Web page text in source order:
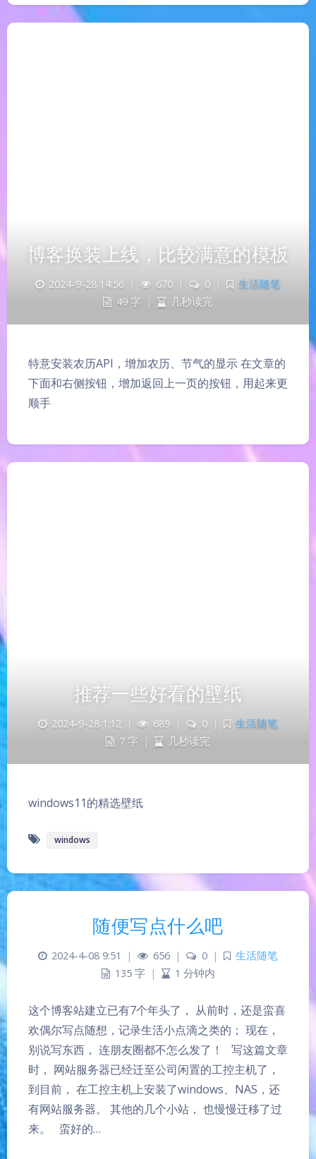
博客换装上线，比较满意的模板
2024-9-28 14:56 | 670 | 0 |
生活随笔
49 字
| 几秒读完
特意安装农历API，增加农历、节气的显示 在文章的
下面和右侧按钮，增加返回上一页的按钮，用起来更
顺手
推荐一些好看的壁纸
2024-9-28 1:12 | 689 | 0 |
生活随笔
7 字
| 几秒读完
windows11的精选壁纸
windows
随便写点什么吧
2024-4-08 9:51 | 656 | 0 |
生活随笔
135 字
| 1 分钟内
这个博客站建立已有7个年头了， 从前时，还是蛮喜
欢偶尔写点随想，记录生活小点滴之类的； 现在，
别说写东西， 连朋友圈都不怎么发了！ 写这篇文章
时， 网站服务器已经迁至公司闲置的工控主机了，
到目前， 在工控主机上安装了windows、NAS，还
有网站服务器。 其他的几个小站， 也慢慢迁移了过
来。 蛮好的…